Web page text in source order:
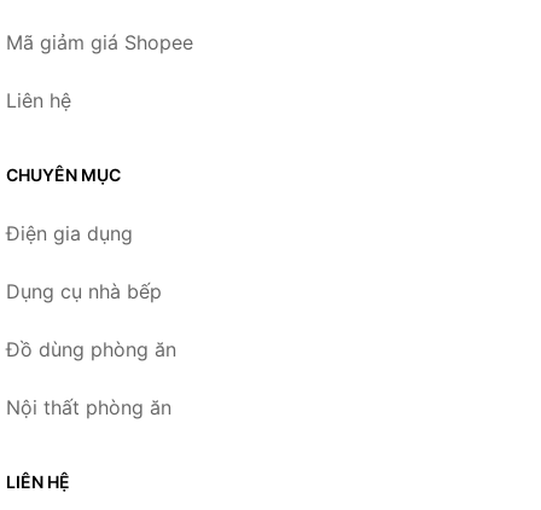
Mã giảm giá Shopee
Liên hệ
CHUYÊN MỤC
Điện gia dụng
Dụng cụ nhà bếp
Đồ dùng phòng ăn
Nội thất phòng ăn
LIÊN HỆ